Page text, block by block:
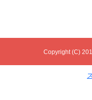
Copyright (C)